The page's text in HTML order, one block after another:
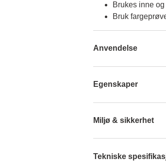
Brukes inne
Bruk
Anvendelse
Egenskaper
Miljø & sikkerhet
Tekniske